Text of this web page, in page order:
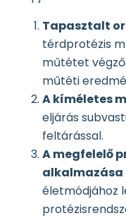
Tapasztalt
térdprotézis
műtétet
műtéti
A kíméletes
eljárás
feltárással.
A megfelelő
alkalmazása
életmódjához